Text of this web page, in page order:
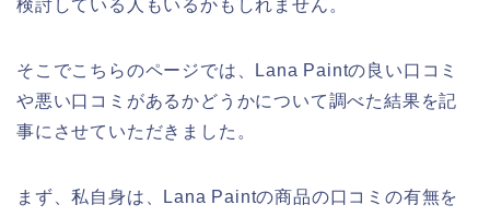
検討している人もいるかもしれません。
そこでこちらのページでは、Lana Paintの良い口コミ
や悪い口コミがあるかどうかについて調べた結果を記
事にさせていただきました。
まず、私自身は、Lana Paintの商品の口コミの有無を